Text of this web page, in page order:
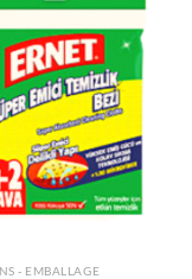
Ajouter
à la liste
de
souhaits
- EMBALLAGE